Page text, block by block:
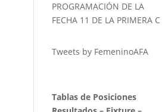
PROGRAMACIÓN DE LA
FECHA 11 DE LA PRIMERA C
Tweets by FemeninoAFA
Tablas de Posiciones